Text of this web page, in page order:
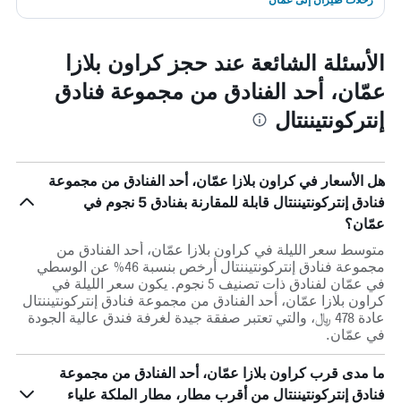
الأسئلة الشائعة عند حجز كراون بلازا
عمّان، أحد الفنادق من مجموعة فنادق
إنتركونتيننتال
هل الأسعار في كراون بلازا عمّان، أحد الفنادق من مجموعة
فنادق إنتركونتيننتال قابلة للمقارنة بفنادق 5 نجوم في
عمّان؟
متوسط سعر الليلة في كراون بلازا عمّان، أحد الفنادق من
مجموعة فنادق إنتركونتيننتال أرخص بنسبة 46% عن الوسطي
في عمّان لفنادق ذات تصنيف 5 نجوم. يكون سعر الليلة في
كراون بلازا عمّان، أحد الفنادق من مجموعة فنادق إنتركونتيننتال
عادة 478 ﷼، والتي تعتبر صفقة جيدة لغرفة فندق عالية الجودة
في عمّان.
ما مدى قرب كراون بلازا عمّان، أحد الفنادق من مجموعة
فنادق إنتركونتيننتال من أقرب مطار، مطار الملكة علياء